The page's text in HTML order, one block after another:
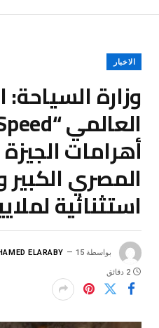
الاخبار
وزارة السياحة:
أهرامات
المصري الكبير
استثنائية
بواسطة ELARABY 15 يناير، 2026
2 دقائق